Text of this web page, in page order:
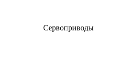
Сервоприводы